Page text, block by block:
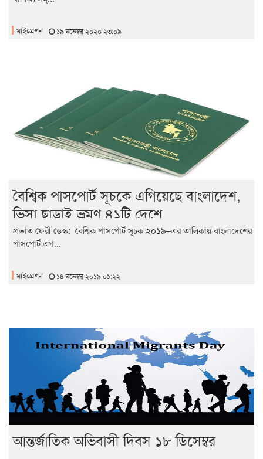
মাইগ্রেশন ১৯ নভেম্বর ২০২০ ২৩:০৯
বৈশ্বিক পাসপোর্ট সূচকে এগিয়েছে বাংলাদেশ,
ভিসা ছাড়াই ভ্রমণ ৪১টি দেশে
প্রভাত ফেরী ডেস্ক: বৈশ্বিক পাসপোর্ট সূচক ২০১৯–এর তালিকায় বাংলাদেশের
পাসপোর্ট এগ...
মাইগ্রেশন ১৪ নভেম্বর ২০১৯ ০১:২২
আন্তর্জাতিক অভিবাসী দিবস ১৮ ডিসেম্বর